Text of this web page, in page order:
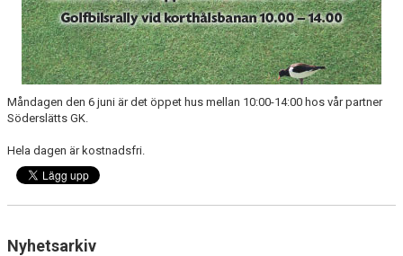
Måndagen den 6 juni är det öppet hus mellan 10:00-14:00 hos vår partner
Söderslätts GK.
Hela dagen är kostnadsfri.
Nyhetsarkiv